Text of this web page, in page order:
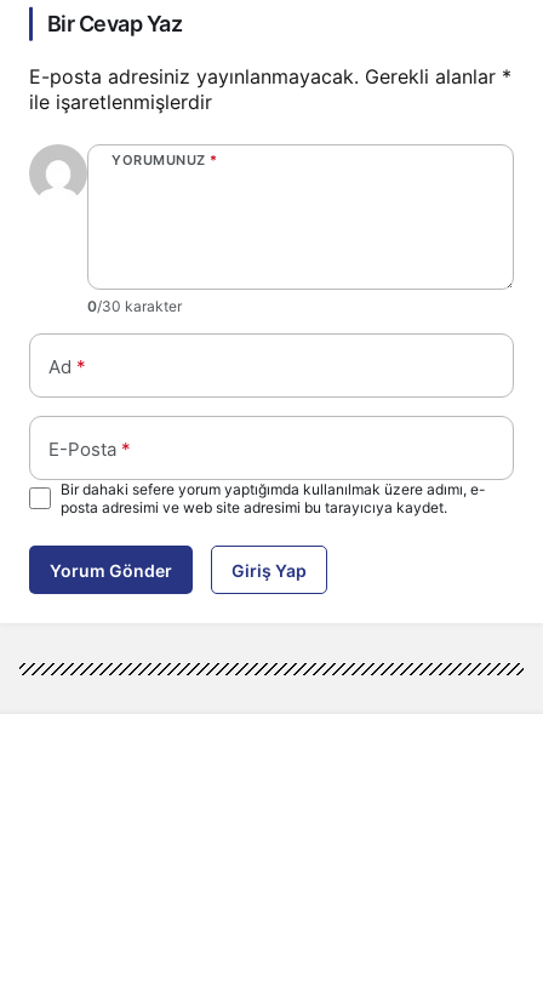
Bir Cevap Yaz
E-posta adresiniz yayınlanmayacak. Gerekli alanlar *
ile işaretlenmişlerdir
YORUMUNUZ *
0/30 karakter
Ad *
E-Posta *
Bir dahaki sefere yorum yaptığımda kullanılmak üzere adımı, e-
posta adresimi ve web site adresimi bu tarayıcıya kaydet.
Yorum Gönder Giriş Yap